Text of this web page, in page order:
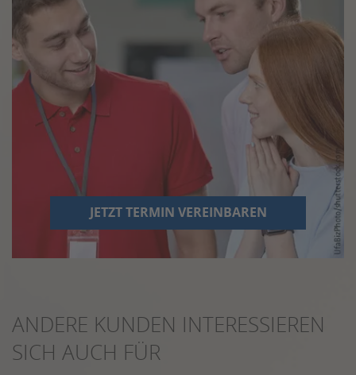
JETZT TERMIN VEREINBAREN
ANDERE KUNDEN INTERESSIEREN
SICH AUCH FÜR